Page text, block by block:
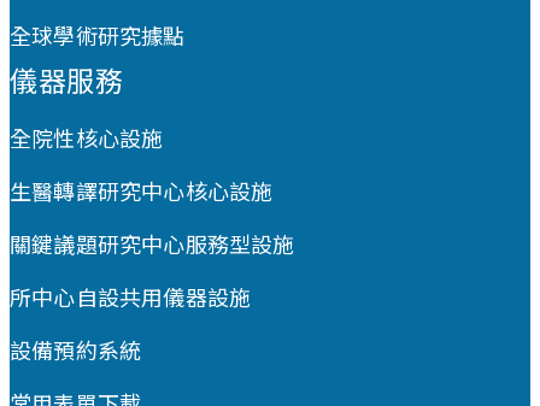
全球學術研究據點
儀器服務
全院性核心設施
生醫轉譯研究中心核心設施
關鍵議題研究中心服務型設施
所中心自設共用儀器設施
設備預約系統